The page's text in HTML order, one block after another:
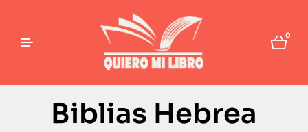
0
Biblias Hebrea